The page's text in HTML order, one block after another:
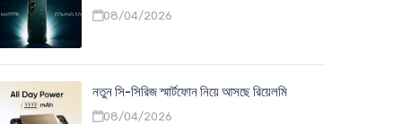
08/04/2026
নতুন সি-সিরিজ স্মার্টফোন নিয়ে আসছে রিয়েলমি
08/04/2026